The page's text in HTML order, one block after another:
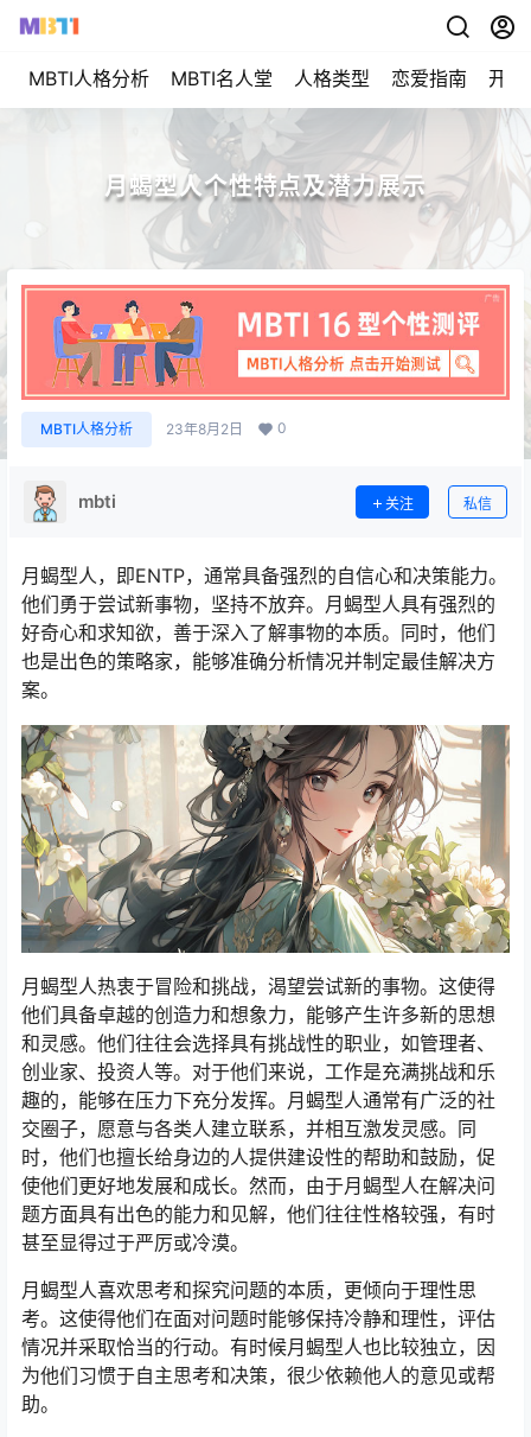
MBTI人格分析 MBTI名人堂 人格类型 恋爱指南 开始
月蝎型人个性特点及潜力展示
MBTI人格分析 23年8月2日 0
mbti 关注 私信
月蝎型人，即ENTP，通常具备强烈的自信心和决策能力。
他们勇于尝试新事物，坚持不放弃。月蝎型人具有强烈的
好奇心和求知欲，善于深入了解事物的本质。同时，他们
也是出色的策略家，能够准确分析情况并制定最佳解决方
案。
月蝎型人热衷于冒险和挑战，渴望尝试新的事物。这使得
他们具备卓越的创造力和想象力，能够产生许多新的思想
和灵感。他们往往会选择具有挑战性的职业，如管理者、
创业家、投资人等。对于他们来说，工作是充满挑战和乐
趣的，能够在压力下充分发挥。月蝎型人通常有广泛的社
交圈子，愿意与各类人建立联系，并相互激发灵感。同
时，他们也擅长给身边的人提供建设性的帮助和鼓励，促
使他们更好地发展和成长。然而，由于月蝎型人在解决问
题方面具有出色的能力和见解，他们往往性格较强，有时
甚至显得过于严厉或冷漠。
月蝎型人喜欢思考和探究问题的本质，更倾向于理性思
考。这使得他们在面对问题时能够保持冷静和理性，评估
情况并采取恰当的行动。有时候月蝎型人也比较独立，因
为他们习惯于自主思考和决策，很少依赖他人的意见或帮
助。